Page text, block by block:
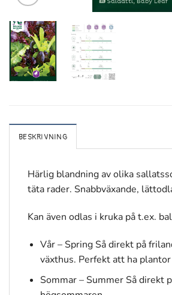
BESKRIVNING
Härlig blandning av olika
täta rader. Snabbväxande,
Kan även odlas i kruka på t.ex.
Vår – Spring Så direkt på
växthus. Perfekt att ha
Sommar – Summer Så direkt